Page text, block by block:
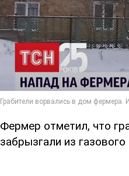
Фермер отметил, что
забрызгали из